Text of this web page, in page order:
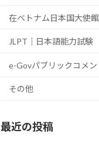
在ベトナム日本国大使館
JLPT｜日本語能力試験
e-Govパブリックコメン
その他
最近の投稿